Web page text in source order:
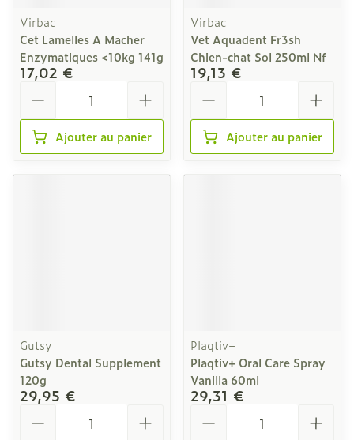
Virbac
Cet Lamelles A Macher
Enzymatiques <10kg 141g
17,02 €
Ajouter au panier
Virbac
Vet Aquadent Fr3sh
Chien-chat Sol 250ml Nf
19,13 €
Ajouter au panier
Gutsy
Gutsy Dental Supplement
120g
29,95 €
Plaqtiv+
Plaqtiv+ Oral Care Spray
Vanilla 60ml
29,31 €